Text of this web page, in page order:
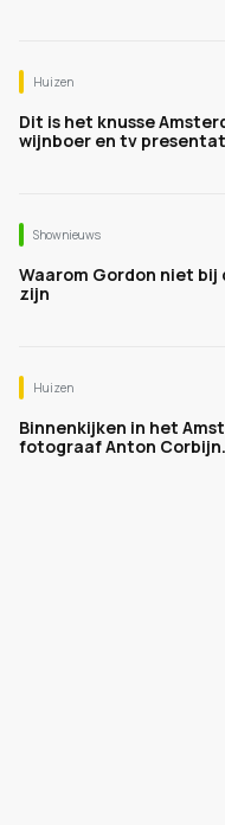
Huizen
Dit is het knusse
wijnboer en tv
Shownieuws
Waarom Gordon niet
zijn
Huizen
Binnenkijken in het
fotograaf Anton